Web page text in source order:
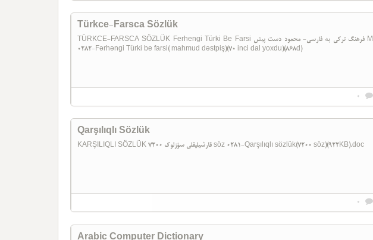
Türkce-Farsca Sözlük
TÜRKCE-FARSCA SÖZLÜK Ferhengi Türki Be Farsi فرهنگ ترکی به فارسی- محمود دست پیش Mahmud Destpiş
0282-Fərhəngi Türki be farsi( mahmud dəstpiş)(70 inci dal yoxdu)(868d)
0
Qarşılıqlı Sözlük
KARŞILIQLI SÖZLÜK قارشیلیقلی سؤزلوک 7200 söz 0281-Qarşılıqlı sözlük(7200 söz)(922KB).doc
0
Arabic Computer Dictionary